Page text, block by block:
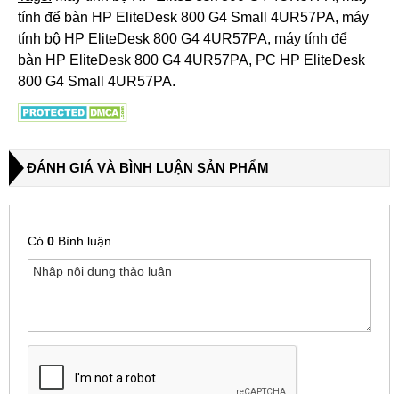
tính để bàn HP EliteDesk 800 G4 Small 4UR57PA​, máy
tính bộ HP EliteDesk 800 G4 4UR57PA, máy tính để
bàn HP EliteDesk 800 G4 4UR57PA, PC HP EliteDesk
800 G4 Small 4UR57PA.
ĐÁNH GIÁ VÀ BÌNH LUẬN SẢN PHẨM
Có 0 Bình luận